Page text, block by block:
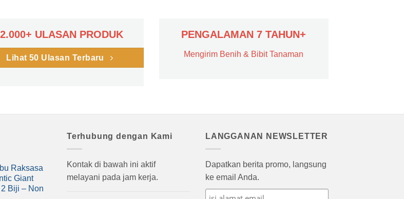
ULASAN PRODUK
Lihat 50 Ulasan Terbaru
PENGALAMAN 7 TAHUN+
Mengirim Benih & Bibit Tanaman
Raksasa
Giant
Biji – Non
Terhubung dengan Kami
Kontak di bawah ini aktif
melayani pada jam kerja.
LANGGANAN NEWSLETTER
Dapatkan berita promo, langsung
ke email Anda.